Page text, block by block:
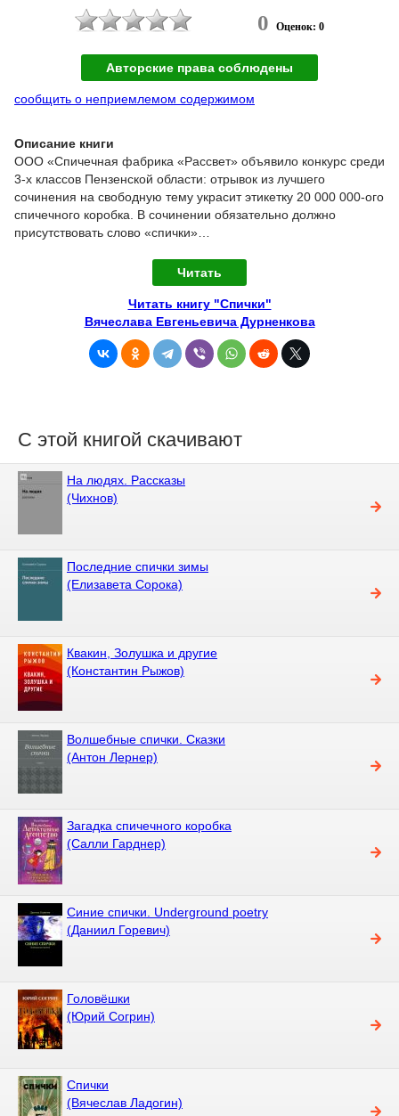
0 Оценок: 0
Авторские права соблюдены
сообщить о неприемлемом содержимом
Описание книги
ООО «Спичечная фабрика «Рассвет» объявило конкурс среди
3-х классов Пензенской области: отрывок из лучшего
сочинения на свободную тему украсит этикетку 20 000 000-ого
спичечного коробка. В сочинении обязательно должно
присутствовать слово «спички»…
Читать
Читать книгу "Спички"
Вячеслава Евгеньевича Дурненкова
С этой книгой скачивают
На людях. Рассказы
(Чихнов)
Последние спички зимы
(Елизавета Сорока)
Квакин, Золушка и другие
(Константин Рыжов)
Волшебные спички. Сказки
(Антон Лернер)
Загадка спичечного коробка
(Салли Гарднер)
Синие спички. Underground poetry
(Даниил Горевич)
Головёшки
(Юрий Согрин)
Спички
(Вячеслав Ладогин)